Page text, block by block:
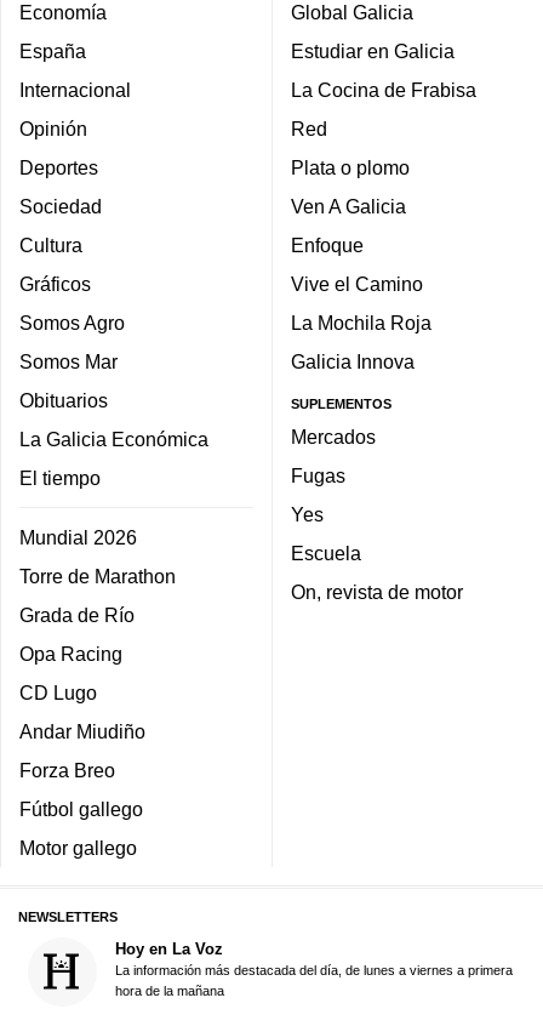
Economía
España
Internacional
Opinión
Deportes
Sociedad
Cultura
Gráficos
Somos Agro
Somos Mar
Obituarios
La Galicia Económica
El tiempo
Mundial 2026
Torre de Marathon
Grada de Río
Opa Racing
CD Lugo
Andar Miudiño
Forza Breo
Fútbol gallego
Motor gallego
Global Galicia
Estudiar en Galicia
La Cocina de Frabisa
Red
Plata o plomo
Ven A Galicia
Enfoque
Vive el Camino
La Mochila Roja
Galicia Innova
SUPLEMENTOS
Mercados
Fugas
Yes
Escuela
On, revista de motor
NEWSLETTERS
Hoy en La Voz
La información más destacada del día, de lunes a viernes a primera
hora de la mañana